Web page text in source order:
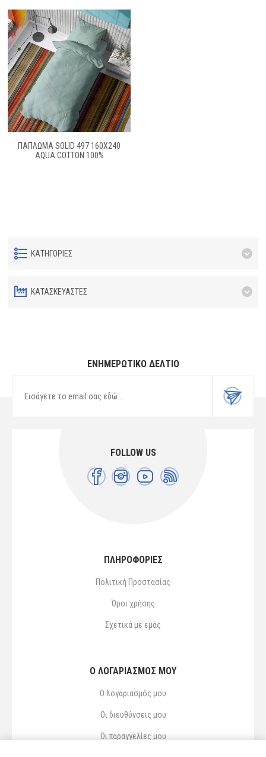
ΠΑΠΛΩΜΑ SOLID 497 160X240
AQUA COTTON 100%
ΚΑΤΗΓΟΡΊΕΣ
ΚΑΤΑΣΚΕΥΑΣΤΈΣ
ΕΝΗΜΕΡΩΤΙΚΌ ΔΕΛΤΊΟ
FOLLOW US
ΠΛΗΡΟΦΟΡΙΕΣ
Πολιτική Προστασίας
Όροι χρήσης
Σχετικά με εμάς
Ο ΛΟΓΑΡΙΑΣΜΌΣ ΜΟΥ
Ο λογαριασμός μου
Οι διευθύνσεις μου
Οι παραγγελίες μου